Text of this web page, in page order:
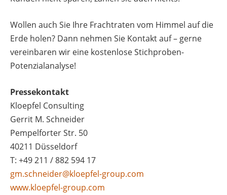
Wollen auch Sie Ihre Frachtraten vom Himmel auf die
Erde holen? Dann nehmen Sie Kontakt auf – gerne
vereinbaren wir eine kostenlose Stichproben-
Potenzialanalyse!
Pressekontakt
Kloepfel Consulting
Gerrit M. Schneider
Pempelforter Str. 50
40211 Düsseldorf
T: +49 211 / 882 594 17
gm.schneider@kloepfel-group.com
www.kloepfel-group.com